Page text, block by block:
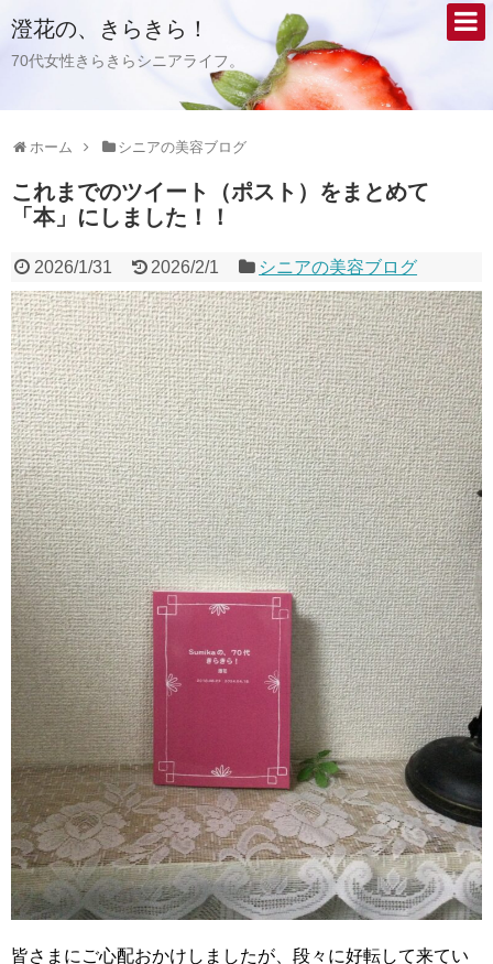
澄花の、きらきら！
70代女性きらきらシニアライフ。
ホーム シニアの美容ブログ
これまでのツイート（ポスト）をまとめて
「本」にしました！！
2026/1/31 2026/2/1 シニアの美容ブログ
皆さまにご心配おかけしましたが、段々に好転して来てい